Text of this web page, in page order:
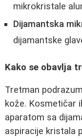
mikrokristale
Dijamantska
dijamantske
Kako se obavlja
Tretman
kože. Kosmetičar
aparatom sa
aspiracije kristala